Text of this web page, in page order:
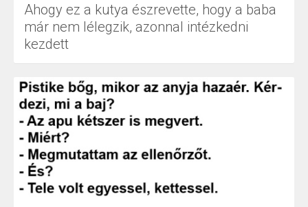
Ahogy ez a kutya észrevette, hogy a baba
már nem lélegzik, azonnal intézkedni
kezdett